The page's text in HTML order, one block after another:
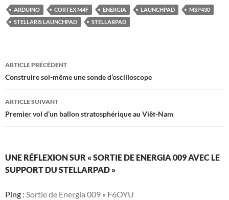
ARDUINO CORTEX M4F ENERGIA LAUNCHPAD
MSP430
STELLARIS LAUNCHPAD
STELLARPAD
Navigation
des
articles
ARTICLE PRÉCÉDENT
Construire soi-même une sonde d’oscilloscope
ARTICLE SUIVANT
Premier vol d’un ballon stratosphérique au Viêt-Nam
UNE RÉFLEXION SUR « SORTIE DE ENERGIA 009 AVEC LE
SUPPORT DU STELLARPAD »
Ping : Sortie de Energia 009 « F6OYU